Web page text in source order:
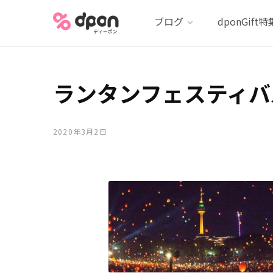
ブログ dponGift特
ランタンフェスティ
2020年3月2日